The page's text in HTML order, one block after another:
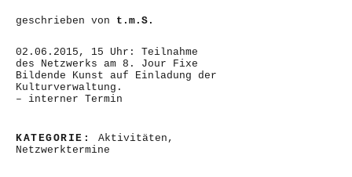
geschrieben von t.m.S.
02.06.2015, 15 Uhr: Teilnahme
des Netzwerks am 8. Jour Fixe
Bildende Kunst auf Einladung der
Kulturverwaltung.
– interner Termin
KATEGORIE: Aktivitäten ,
Netzwerktermine